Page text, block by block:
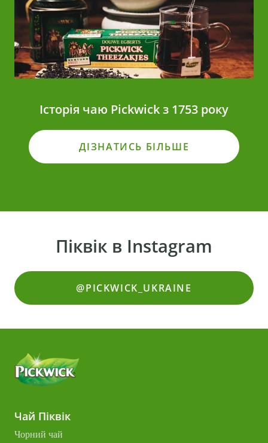
Історія чаю Pickwick з 1753 року
ДІЗНАТИСЬ БІЛЬШЕ
Піквік в Instagram
@PICKWICK_UKRAINE
Чай Піквік
Чорний чай